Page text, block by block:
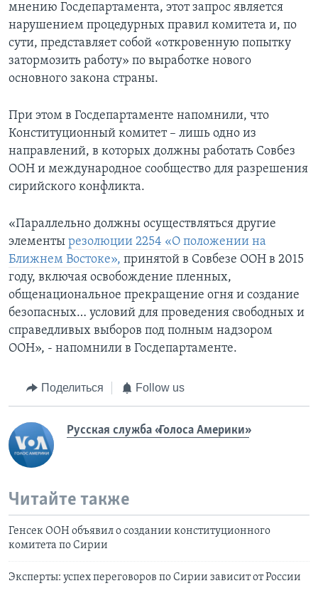
мнению Госдепартамента, этот запрос является
нарушением процедурных правил комитета и, по
сути, представляет собой «откровенную попытку
затормозить работу» по выработке нового
основного закона страны.
При этом в Госдепартаменте напомнили, что
Конституционный комитет – лишь одно из
направлений, в которых должны работать Совбез
ООН и международное сообщество для разрешения
сирийского конфликта.
«Параллельно должны осуществляться другие
элементы резолюции 2254 «О положении на
Ближнем Востоке», принятой в Совбезе ООН в 2015
году, включая освобождение пленных,
общенациональное прекращение огня и создание
безопасных… условий для проведения свободных и
справедливых выборов под полным надзором
ООН», - напомнили в Госдепартаменте.
Поделиться Follow us
Русская служба «Голоса Америки»
Читайте также
Генсек ООН объявил о создании конституционного
комитета по Сирии
Эксперты: успех переговоров по Сирии зависит от России